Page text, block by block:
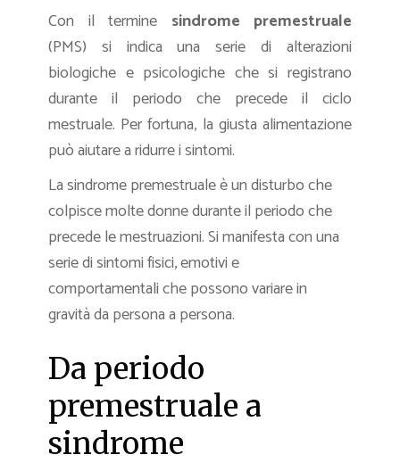
Con il termine sindrome premestruale
(PMS) si indica una serie di alterazioni
biologiche e psicologiche che si registrano
durante il periodo che precede il ciclo
mestruale. Per fortuna, la giusta alimentazione
può aiutare a ridurre i sintomi.
La sindrome premestruale è un disturbo che
colpisce molte donne durante il periodo che
precede le mestruazioni. Si manifesta con una
serie di sintomi fisici, emotivi e
comportamentali che possono variare in
gravità da persona a persona.
Da periodo
premestruale a
sindrome